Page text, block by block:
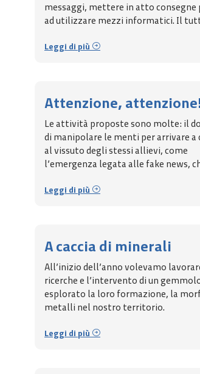
messaggi, mettere in atto consegne
ad utilizzare mezzi informatici. Il
Leggi di più
Attenzione,
Le attività proposte sono molte: il
di manipolare le menti per arrivare a
al vissuto degli stessi allievi, come
l’emergenza legata alle fake news,
Leggi di più
A caccia di minerali
All’inizio dell’anno volevamo
ricerche e l’intervento di un
esplorato la loro formazione, la
metalli nel nostro territorio.
Leggi di più